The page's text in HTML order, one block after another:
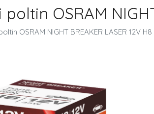
OSRAM
OSRAM NIGHT BREAKER LASER 12V H8